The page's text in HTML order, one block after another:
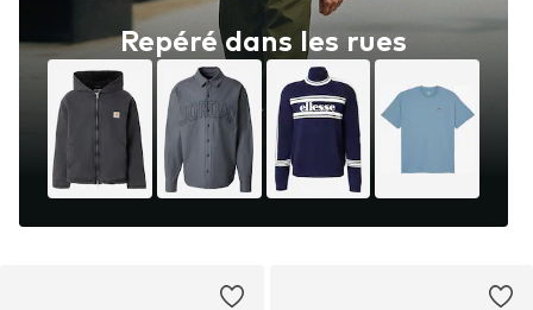
Repéré dans les rues